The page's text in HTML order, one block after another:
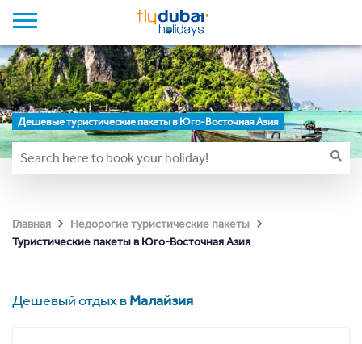
Дешевые туристические пакеты в Юго-Восточная Азия
Главная
Недорогие туристические пакеты
Туристические пакеты в Юго-Восточная Азия
Дешевый отдых вМалайзия